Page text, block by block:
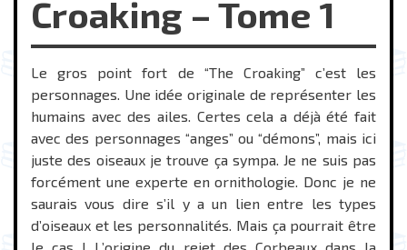
Croaking – Tome 1
Le gros point fort de “The Croaking” c’est les
personnages. Une idée originale de représenter les
humains avec des ailes. Certes cela a déjà été fait
avec des personnages “anges” ou “démons”, mais ici
juste des oiseaux je trouve ça sympa. Je ne suis pas
forcément une experte en ornithologie. Donc je ne
saurais vous dire s’il y a un lien entre les types
d’oiseaux et les personnalités. Mais ça pourrait être